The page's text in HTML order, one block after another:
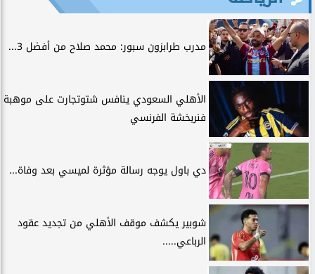
مدرب طرابزون سبور: محمد صلاح من أفضل 3...
الأهلي السعودي ينافس شتوتجارت على موهبة
فنربخشة الفرنسي
دي باول يوجه رسالة مؤثرة لميسي بعد وفاة...
شوبير يكشف موقف الأهلي من تجديد عقود
الرباعي.....